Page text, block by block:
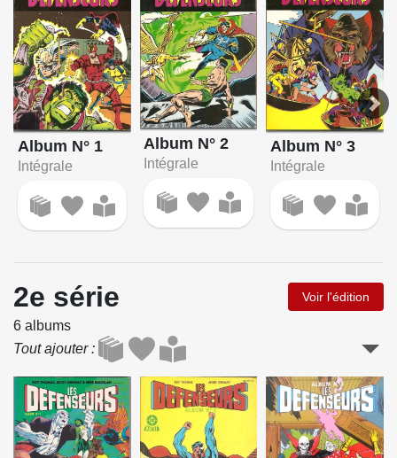
Album N° 1
Intégrale
Album N° 2
Intégrale
Album N° 3
Intégrale
2e série Voir l'édition
6 albums
Tout ajouter